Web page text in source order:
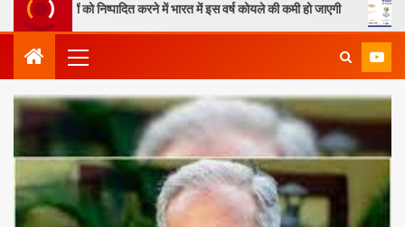
खदानों को निष्पादित करने में भारत में इस वर्ष कोयले की कमी हो जाएगी ओपी